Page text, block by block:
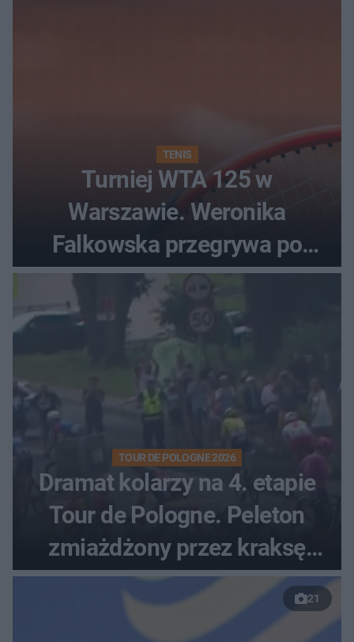
TENIS
Turniej WTA 125 w
Warszawie. Weronika
Falkowska przegrywa po
zaciętym boju
TOUR DE POLOGNE 2026
Dramat kolarzy na 4. etapie
Tour de Pologne. Peleton
zmiażdżony przez kraksę
przed Karpaczem
21